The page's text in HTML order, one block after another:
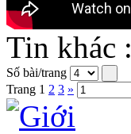
Tin khác :
Số bài/trang
Trang 1 2 3 »